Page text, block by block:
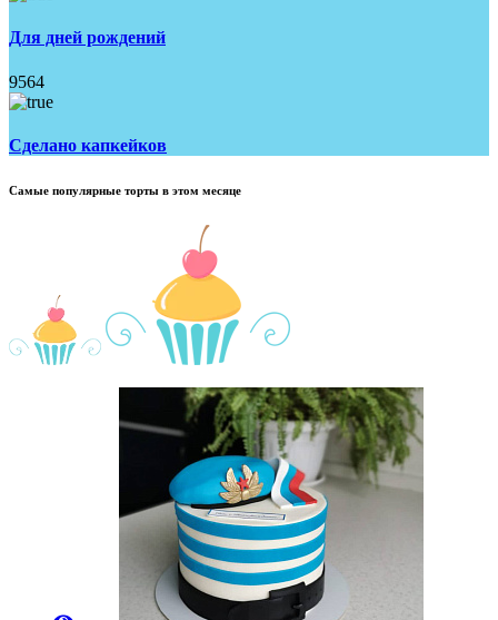
Для дней рождений
9564
Сделано капкейков
Самые популярные торты в этом месяце